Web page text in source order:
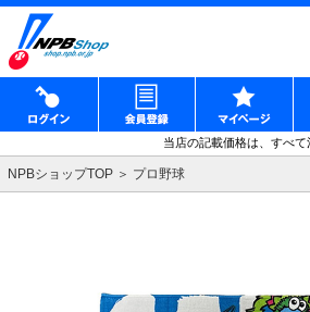
当店の記載価格は、すべて
NPBショップTOP プロ野球